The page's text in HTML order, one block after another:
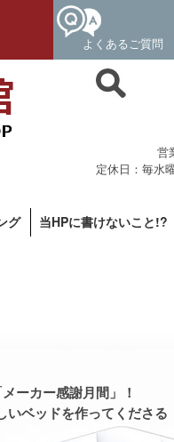
よくあるご質問
営
定休日：毎水
グ 当HPに書けないこと!?
ーカー感謝月間」！
いベッドを作ってくださる